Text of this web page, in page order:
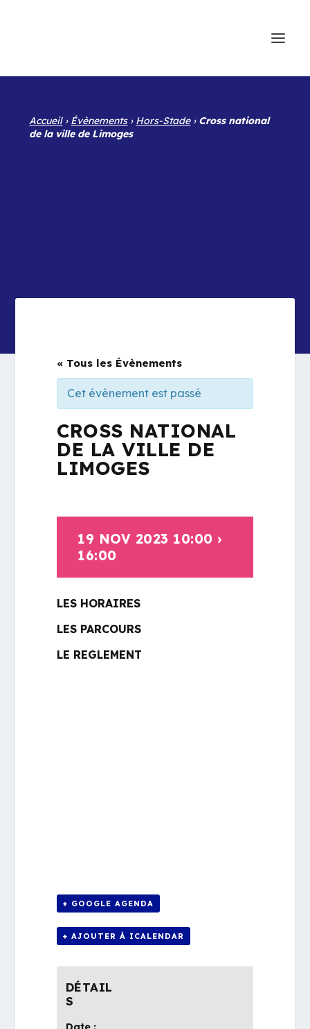
Accueil› Évènements› Hors-Stade› Cross national
de la ville de Limoges
« Tous les Évènements
Cet évènement est passé
CROSS NATIONAL
DE LA VILLE DE
LIMOGES
19 NOV 2023 10:00 ›
16:00
LES HORAIRES
LES PARCOURS
LE REGLEMENT
+ GOOGLE AGENDA
+ AJOUTER À ICALENDAR
DÉTAIL
S